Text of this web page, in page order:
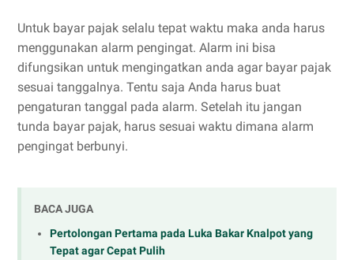
Untuk bayar pajak selalu tepat waktu maka anda harus
menggunakan alarm pengingat. Alarm ini bisa
difungsikan untuk mengingatkan anda agar bayar pajak
sesuai tanggalnya. Tentu saja Anda harus buat
pengaturan tanggal pada alarm. Setelah itu jangan
tunda bayar pajak, harus sesuai waktu dimana alarm
pengingat berbunyi.
BACA JUGA
Pertolongan Pertama pada Luka Bakar Knalpot yang
Tepat agar Cepat Pulih